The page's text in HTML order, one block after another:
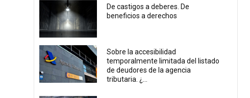
De castigos a deberes. De
beneficios a derechos
Sobre la accesibilidad
temporalmente limitada del listado
de deudores de la agencia
tributaria. ¿...